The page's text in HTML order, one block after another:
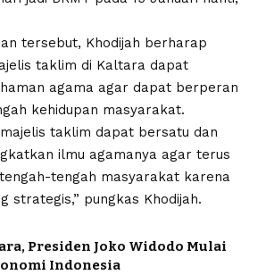
tersebut, Khodijah berharap
taklim di Kaltara dapat
agama agar dapat berperan
kehidupan masyarakat.
taklim dapat bersatu dan
ilmu agamanya agar terus
tengah masyarakat karena
strategis,” pungkas Khodijah.
Presiden Joko Widodo Mulai
Indonesia